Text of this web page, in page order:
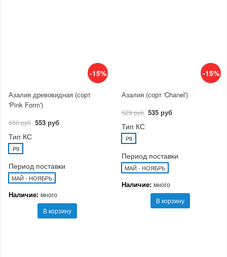
-15%
Азалия древовидная (сорт
'Pink Form')
650 руб 553 руб
Тип КС
P9
Период поставки
МАЙ - НОЯБРЬ
Наличие: много
В корзину
-15%
Азалия (сорт 'Chanel')
629 руб 535 руб
Тип КС
P9
Период поставки
МАЙ - НОЯБРЬ
Наличие: много
В корзину